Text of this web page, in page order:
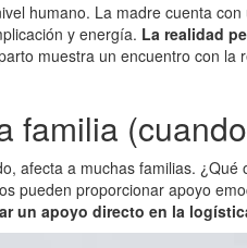
humano. La madre cuenta
y energía. La realidad
muestra un encuentro con
familia
afecta a muchas familias.
pueden proporcionar apoyo
un apoyo directo en la